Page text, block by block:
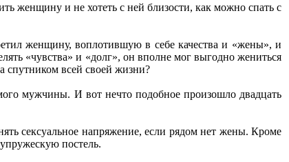
женщину и не хотеть с ней близости, как можно спать с
женщину, воплотившую в себе качества и «жены», и
«чувства» и «долг», он вполне мог выгодно жениться
спутником всей своей жизни?
мужчины. И вот нечто подобное произошло двадцать
сексуальное напряжение, если рядом нет жены. Кроме
постель.